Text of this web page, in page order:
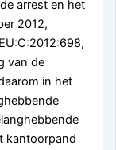
arrest en het
2012,
van de
in het
kantoorpand